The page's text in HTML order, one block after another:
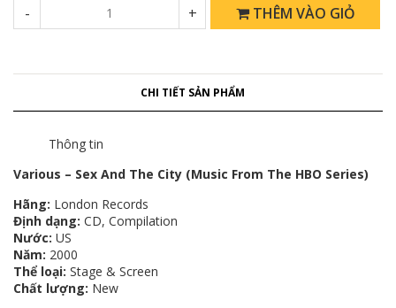
+
- THÊM VÀO GIỎ
CHI TIẾT SẢN PHẨM
Thông tin
Various – Sex And The City (Music From The HBO Series)
Hãng: London Records
Định dạng: CD, Compilation​​​​​​​
Nước: US
Năm: 2000
Thể loại: Stage & Screen
Chất lượng: New